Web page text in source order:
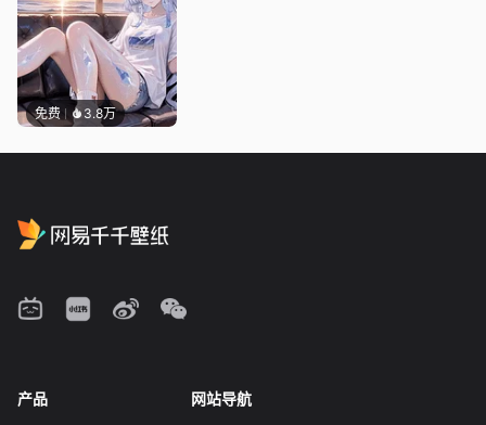
免费 3.8万
产品 网站导航